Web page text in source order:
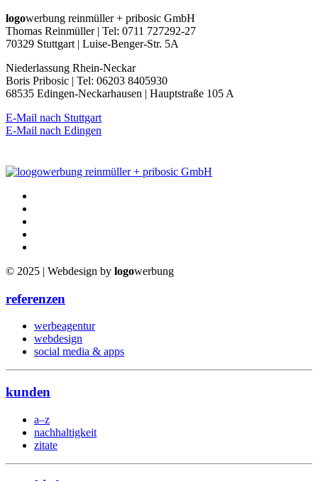
logowerbung reinmüller + pribosic GmbH
Thomas Reinmüller | Tel: 0711 727292-27
70329 Stuttgart | Luise-Benger-Str. 5A
Niederlassung Rhein-Neckar
Boris Pribosic | Tel: 06203 8405930
68535 Edingen-Neckarhausen | Hauptstraße 105 A
E-Mail nach Stuttgart
E-Mail nach Edingen
© 2025 | Webdesign by logowerbung
referenzen
werbeagentur
webdesign
social media & apps
kunden
a–z
nachhaltigkeit
zitate